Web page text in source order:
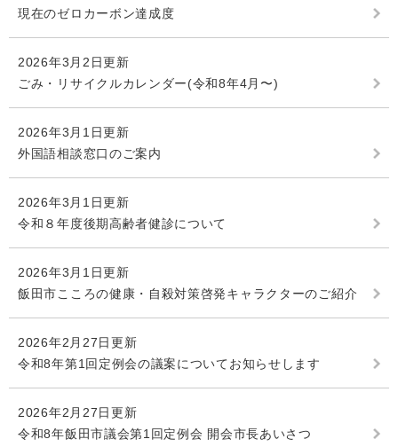
現在のゼロカーボン達成度
2026年3月2日更新
ごみ・リサイクルカレンダー(令和8年4月〜)
2026年3月1日更新
外国語相談窓口のご案内
2026年3月1日更新
令和８年度後期高齢者健診について
2026年3月1日更新
飯田市こころの健康・自殺対策啓発キャラクターのご紹介
2026年2月27日更新
令和8年第1回定例会の議案についてお知らせします
2026年2月27日更新
令和8年飯田市議会第1回定例会 開会市長あいさつ